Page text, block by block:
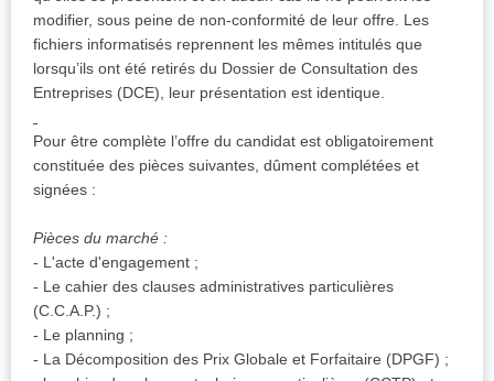
modifier, sous peine de non-conformité de leur offre. Les
fichiers informatisés reprennent les mêmes intitulés que
lorsqu’ils ont été retirés du Dossier de Consultation des
Entreprises (DCE), leur présentation est identique.
Pour être complète l’offre du candidat est obligatoirement
constituée des pièces suivantes, dûment complétées et
signées :
Pièces du marché :
- L'acte d'engagement ;
- Le cahier des clauses administratives particulières
(C.C.A.P.) ;
- Le planning ;
- La Décomposition des Prix Globale et Forfaitaire (DPGF) ;